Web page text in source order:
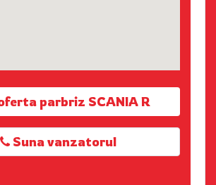
parbriz SCANIA R
Suna vanzatorul